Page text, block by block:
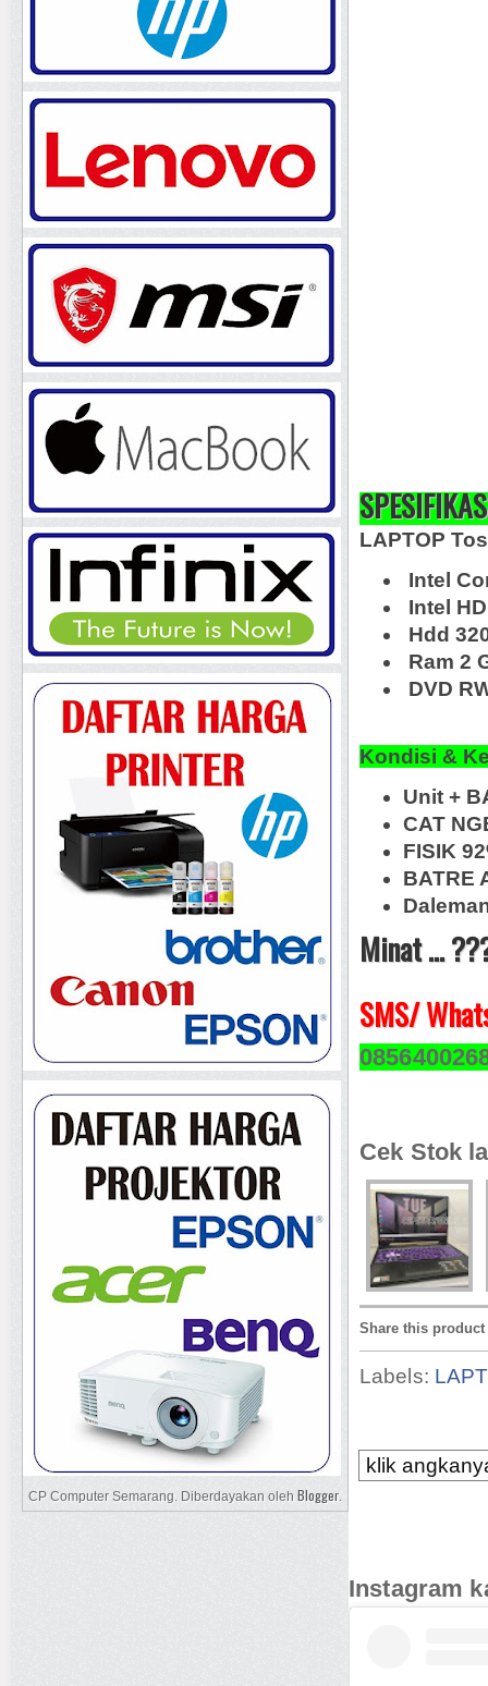
LAPTOP
Intel
Intel
Hdd
Ram 2
DVD
Kondisi &
Unit +
CAT
FISIK
BATRE
Minat ...
SMS/
Cek Stok
Share this product
Labels:
klik
Instagram
CP Computer Semarang. Diberdayakan oleh Blogger.